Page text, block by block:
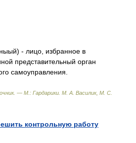
- лицо, избранное в
представительный орган
самоуправления.
— М.: Гардарики М. А. Василик, М. С.
контрольную работу